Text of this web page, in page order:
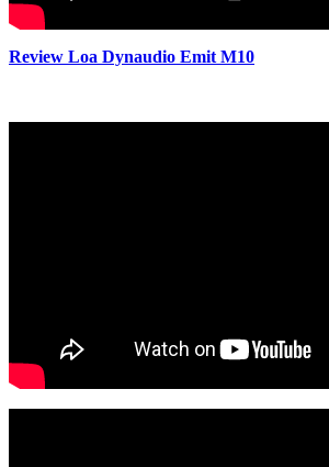
Review Loa Dynaudio Emit M10